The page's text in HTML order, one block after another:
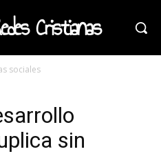
Cristianas
sociales
sin